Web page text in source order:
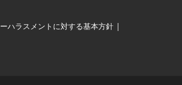
ハラスメントに対する基本方針